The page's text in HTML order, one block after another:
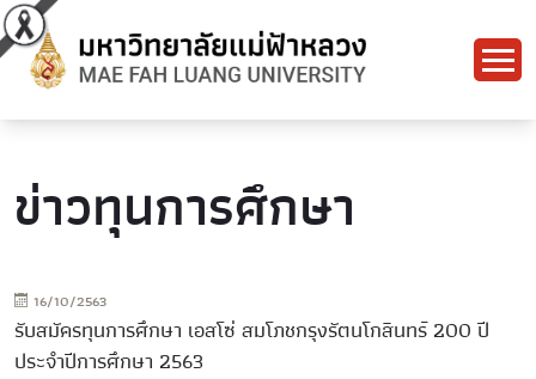
ข่าวทุนการศึกษา
16/10/2563
รับสมัครทุนการศึกษา เอสโซ่ สมโภชกรุงรัตนโกสินทร์ 200 ปี
ประจำปีการศึกษา 2563